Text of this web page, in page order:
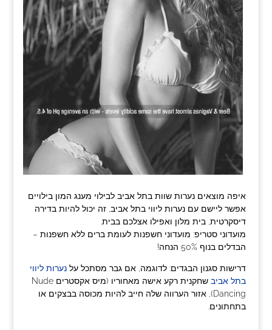
איפה מוצאים נערות שוות בתל אביב לבילוי מענג המון בילויים
אפשר ליישם עם נערות ליווי בתל אביב, זה יכול להיות בדירה
דיסקרטית, בית מלון ואפילו אצלכם בבית.
מועדוני סטריפ: מועדוני חשפנות לעומת ברים ללא חשפנות –
הבדלים בנוף 50% הנחה!
דרישות סגנון הבגדים: לדוגמה, אם גבר מסתכל על נערות ליווי
בתל אביב
שחקנית רקע אישה מאחוריו (מיס אקסטרים Nude
Dancing), אזור הערווה שלה חייב להיות מכוסה בבצקים או
בתחתונים.